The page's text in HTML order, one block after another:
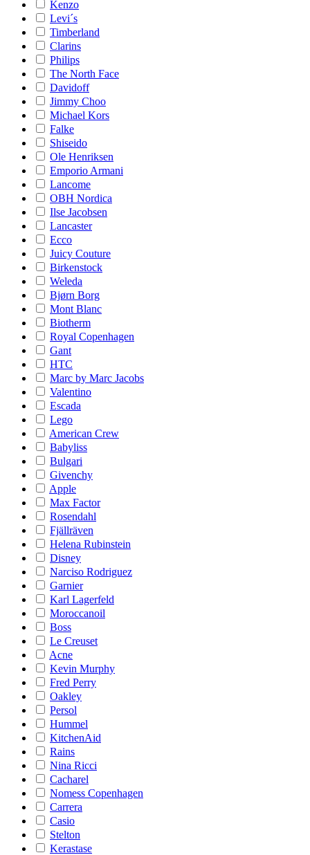
Kenzo
Levi´s
Timberland
Clarins
Philips
The North Face
Davidoff
Jimmy Choo
Michael Kors
Falke
Shiseido
Ole Henriksen
Emporio Armani
Lancome
OBH Nordica
Ilse Jacobsen
Lancaster
Ecco
Juicy Couture
Birkenstock
Weleda
Bjørn Borg
Mont Blanc
Biotherm
Royal Copenhagen
Gant
HTC
Marc by Marc Jacobs
Valentino
Escada
Lego
American Crew
Babyliss
Bulgari
Givenchy
Apple
Max Factor
Rosendahl
Fjällräven
Helena Rubinstein
Disney
Narciso Rodriguez
Garnier
Karl Lagerfeld
Moroccanoil
Boss
Le Creuset
Acne
Kevin Murphy
Fred Perry
Oakley
Persol
Hummel
KitchenAid
Rains
Nina Ricci
Cacharel
Nomess Copenhagen
Carrera
Casio
Stelton
Kerastase